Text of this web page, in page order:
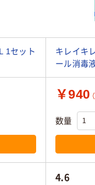
1セット
キレイキ
ール消毒
￥940
数量
4.6